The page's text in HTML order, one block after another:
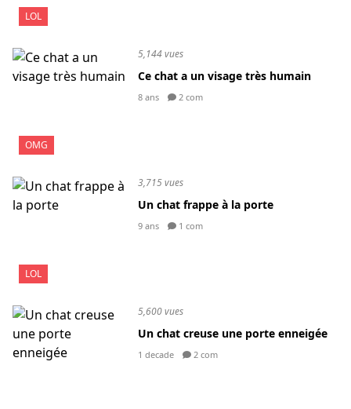
LOL
OMG
5,144 vues
Ce chat a un visage très humain
8 ans 2 com
LOL
3,715 vues
Un chat frappe à la porte
9 ans 1 com
5,600 vues
Un chat creuse une porte enneigée
1 decade 2 com